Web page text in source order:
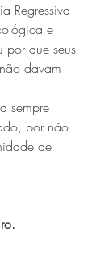
Regressiva
e
por que seus
davam
sempre
por não
de